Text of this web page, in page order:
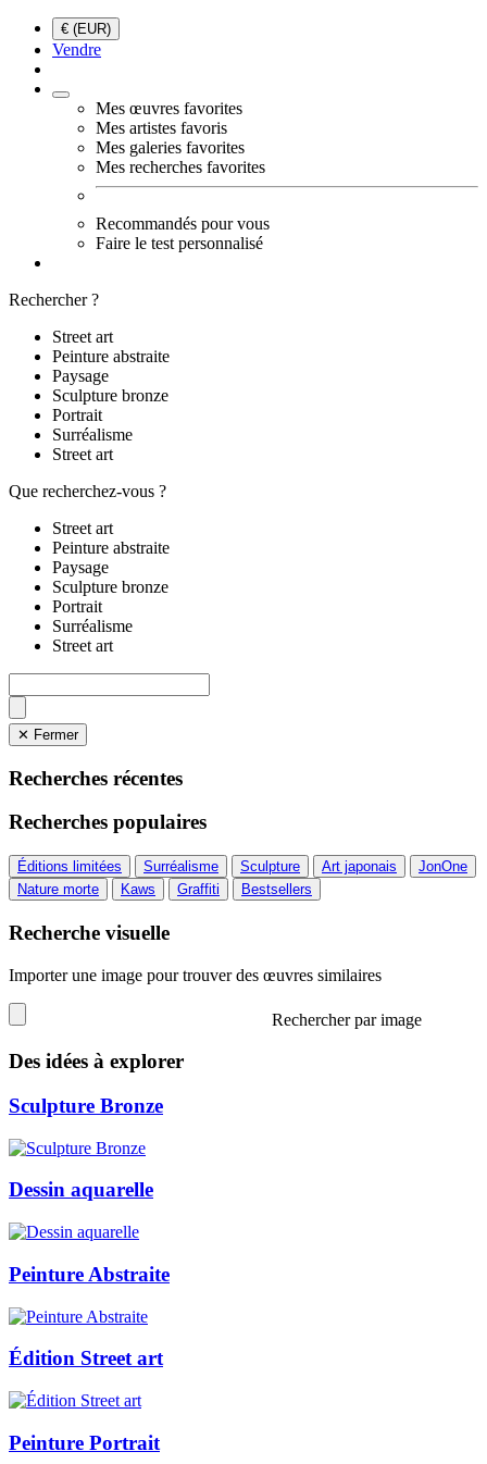
€ (EUR)
Vendre
Mes œuvres favorites
Mes artistes favoris
Mes galeries favorites
Mes recherches favorites
Recommandés pour vous
Faire le test personnalisé
Rechercher ?
Street art
Peinture abstraite
Paysage
Sculpture bronze
Portrait
Surréalisme
Street art
Que recherchez-vous ?
Street art
Peinture abstraite
Paysage
Sculpture bronze
Portrait
Surréalisme
Street art
✕ Fermer
Recherches récentes
Recherches populaires
Éditions limitées Surréalisme Sculpture Art japonais
JonOne
Nature morte
Kaws Graffiti Bestsellers
Recherche visuelle
Importer une image pour trouver des œuvres similaires
Rechercher par image
Des idées à explorer
Sculpture Bronze
Dessin aquarelle
Peinture Abstraite
Édition Street art
Peinture Portrait